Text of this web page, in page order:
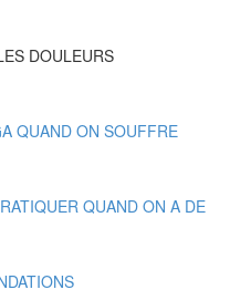
DOULEURS
QUAND ON SOUFFRE
QUAND ON A DE